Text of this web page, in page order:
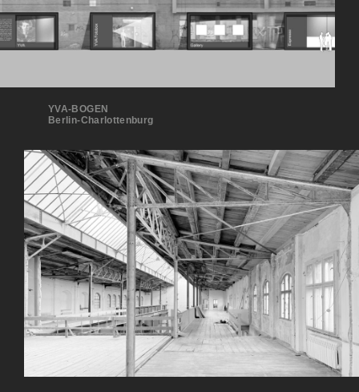
YVA-BOGEN
Berlin-Charlottenburg